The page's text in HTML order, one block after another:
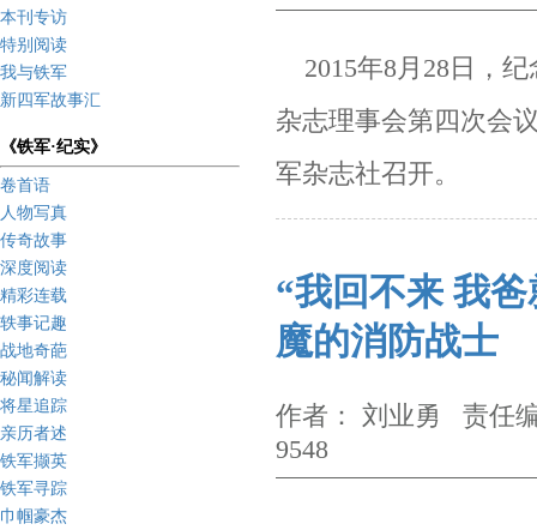
本刊专访
特别阅读
我与铁军
新四军故事汇
《铁军·纪实》
卷首语
人物写真
传奇故事
深度阅读
精彩连载
轶事记趣
战地奇葩
秘闻解读
将星追踪
亲历者述
铁军撷英
铁军寻踪
巾帼豪杰
2015年8月28日，
杂志理事会第四次会
军杂志社召开。
“我回不来 我
魔的消防战士
作者： 刘业勇 责任
9548